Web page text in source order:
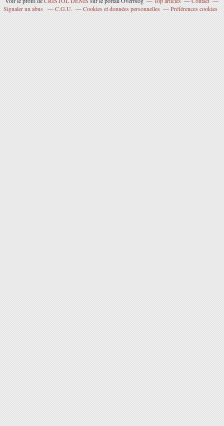
Signaler un abus
C.G.U. Cookies et données personnelles Préférences cookies